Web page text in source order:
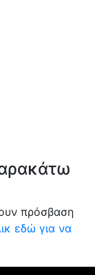
πρόσβαση
εδώ για να